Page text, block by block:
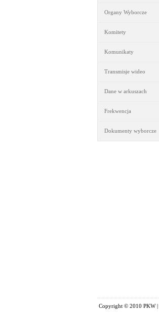
Organy Wyborcze
Komitety
Komunikaty
Transmisje wideo
Dane w arkuszach
Frekwencja
Dokumenty wyborcze
Copyright © 2010 PKW |